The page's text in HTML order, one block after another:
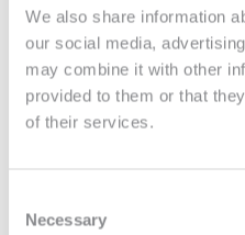
We also share information
our social media,
may combine it with other
provided to them or that
of their services.
Selection
Necessary
osiągnięcia optymalnego
usługami.
ITIL określa takie
planowaniu